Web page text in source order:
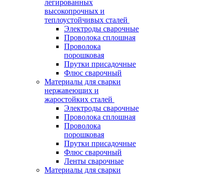
легированных
высокопрочных и
теплоустойчивых сталей
Электроды сварочные
Проволока сплошная
Проволока
порошковая
Прутки присадочные
Флюс сварочный
Материалы для сварки
нержавеющих и
жаростойких сталей
Электроды сварочные
Проволока сплошная
Проволока
порошковая
Прутки присадочные
Флюс сварочный
Ленты сварочные
Материалы для сварки